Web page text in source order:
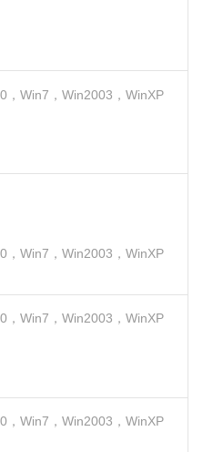
，Win7，Win2003，WinXP
，Win7，Win2003，WinXP
，Win7，Win2003，WinXP
，Win7，Win2003，WinXP